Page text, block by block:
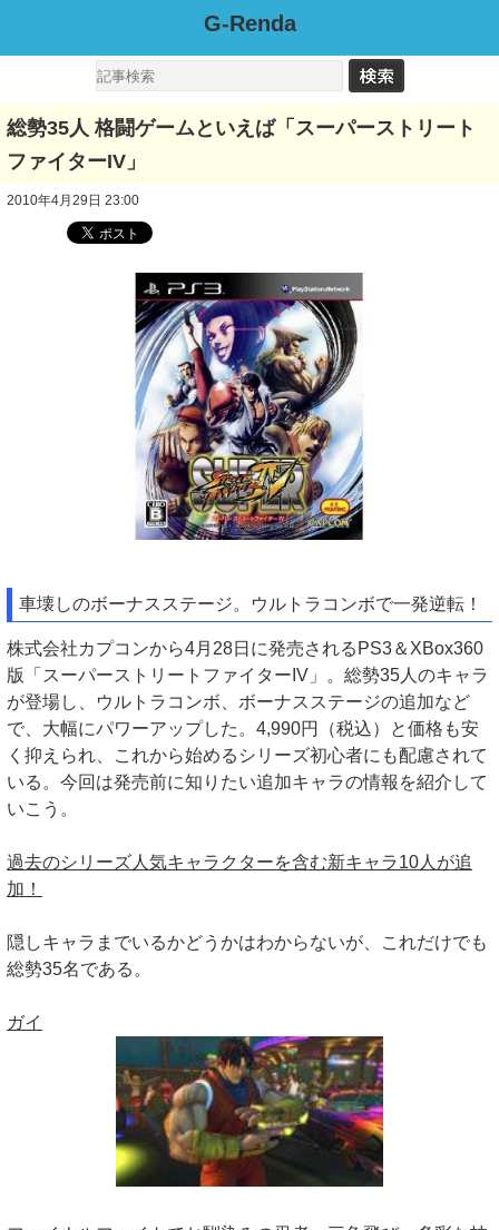
G-Renda
総勢35人 格闘ゲームといえば「スーパーストリート
ファイターIV」
2010年4月29日 23:00
車壊しのボーナスステージ。ウルトラコンボで一発逆転！
株式会社カプコンから4月28日に発売されるPS3＆XBox360
版「スーパーストリートファイターIV」。総勢35人のキャラ
が登場し、ウルトラコンボ、ボーナスステージの追加など
で、大幅にパワーアップした。4,990円（税込）と価格も安
く抑えられ、これから始めるシリーズ初心者にも配慮されて
いる。今回は発売前に知りたい追加キャラの情報を紹介して
いこう。
過去のシリーズ人気キャラクターを含む新キャラ10人が追
加！
隠しキャラまでいるかどうかはわからないが、これだけでも
総勢35名である。
ガイ